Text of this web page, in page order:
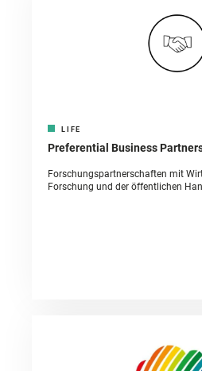
LIFE
Preferential Business
Forschungspartnerschaften mit
Forschung und der öffentlichen